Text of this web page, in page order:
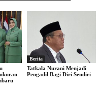
Berita
Tatkala Nurani Menjadi
Pengadil Bagi Diri Sendiri